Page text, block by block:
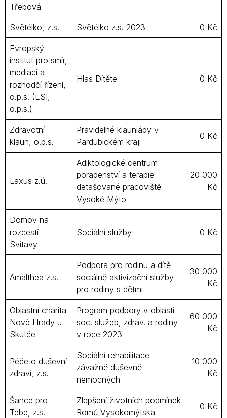
Třebová
Světélko, z.s. Světélko z.s. 2023 0 Kč
Evropský
institut pro smír,
mediaci a
rozhodčí řízení,
o.p.s. (ESI,
o.p.s.)
Hlas Dítěte 0 Kč
Zdravotní
klaun, o.p.s.
Pravidelné klauniády v
Pardubickém kraji
0 Kč
Laxus z.ú.
Adiktologické centrum
poradenství a terapie –
detašované pracoviště
Vysoké Mýto
20 000
Kč
Domov na
rozcestí
Svitavy
Sociální služby 0 Kč
Amalthea z.s.
Podpora pro rodinu a dítě –
sociálně aktivizační služby
pro rodiny s dětmi
30 000
Kč
Oblastní charita
Nové Hrady u
Skutče
Program podpory v oblasti
soc. služeb, zdrav. a rodiny
v roce 2023
60 000
Kč
Péče o duševní
zdraví, z.s.
Sociální rehabilitace
závažně duševně
nemocných
10 000
Kč
Šance pro
Tebe, z.s.
Zlepšení životních podmínek
Romů Vysokomýtska
0 Kč